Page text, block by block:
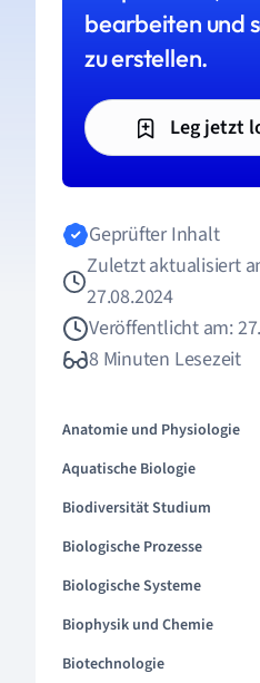
bearbeiten und
zu erstellen.
Leg jetzt
Geprüfter Inhalt
Zuletzt aktualisiert
27.08.2024
Veröffentlicht am:
8 Minuten Lesezeit
Anatomie und Physiologie
Aquatische Biologie
Biodiversität Studium
Biologische Prozesse
Biologische Systeme
Biophysik und Chemie
Biotechnologie